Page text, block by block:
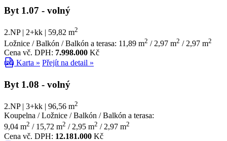
Byt 1.07 - volný
2.NP | 2+kk | 59,82 m2
Ložnice / Balkón / Balkón a terasa: 11,89 m2 / 2,97 m2 / 2,97 m2
Cena vč. DPH: 7.998.000 Kč
Karta » Přejít na detail »
Byt 1.08 - volný
2.NP | 3+kk | 96,56 m2
Koupelna / Ložnice / Balkón / Balkón a terasa:
9,04 m2 / 15,72 m2 / 2,95 m2 / 2,97 m2
Cena vč. DPH: 12.181.000 Kč